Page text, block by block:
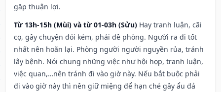
gặp thuận lợi.
Từ 13h-15h (Mùi) và từ 01-03h (Sửu) Hay tranh luận, cãi
cọ, gây chuyện đói kém, phải đề phòng. Người ra đi tốt
nhất nên hoãn lại. Phòng người người nguyền rủa, tránh
lây bệnh. Nói chung những việc như hội họp, tranh luận,
việc quan,…nên tránh đi vào giờ này. Nếu bắt buộc phải
đi vào giờ này thì nên giữ miệng để hạn ché gây ẩu đả